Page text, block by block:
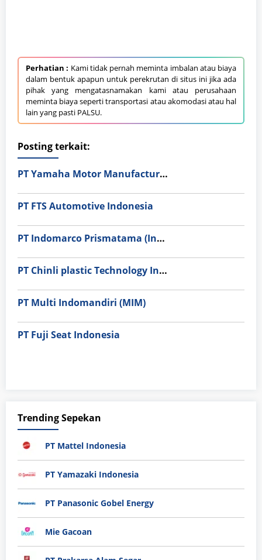
Perhatian : Kami tidak pernah meminta imbalan atau biaya
dalam bentuk apapun untuk perekrutan di situs ini jika ada
pihak yang mengatasnamakan kami atau perusahaan
meminta biaya seperti transportasi atau akomodasi atau hal
lain yang pasti PALSU.
Posting terkait:
PT Yamaha Motor Manufacturing
PT FTS Automotive Indonesia
PT Indomarco Prismatama (Indomaret Group)
PT Chinli plastic Technology Indonesia
PT Multi Indomandiri (MIM)
PT Fuji Seat Indonesia
Trending Sepekan
PT Mattel Indonesia
PT Yamazaki Indonesia
PT Panasonic Gobel Energy
Mie Gacoan